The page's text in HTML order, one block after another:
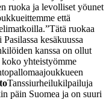
ruoka ja levolliset yöunet
että
”Tätä ruokaa
kesäkuussa
kanssa on ollut
koko yhteistyömme
Tanssiurheilukilpailuja
päin Suomea ja on suuri